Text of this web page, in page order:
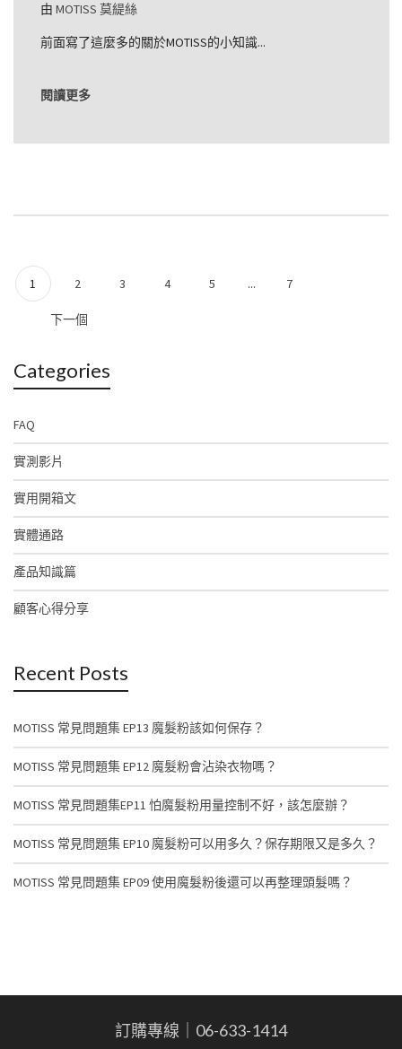
由 MOTISS 莫緹絲
前面寫了這麼多的關於MOTISS的小知識...
閱讀更多
1 2 3 4 5 ... 7
下一個
Categories
FAQ
實測影片
實用開箱文
實體通路
產品知識篇
顧客心得分享
Recent Posts
MOTISS 常見問題集 EP13 魔髮粉該如何保存？
MOTISS 常見問題集 EP12 魔髮粉會沾染衣物嗎？
MOTISS 常見問題集EP11 怕魔髮粉用量控制不好，該怎麼辦？
MOTISS 常見問題集 EP10 魔髮粉可以用多久？保存期限又是多久？
MOTISS 常見問題集 EP09 使用魔髮粉後還可以再整理頭髮嗎？
訂購專線｜06-633-1414